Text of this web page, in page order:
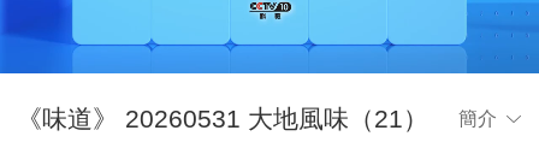
《味道》 20260531 大地風味（21） 簡介